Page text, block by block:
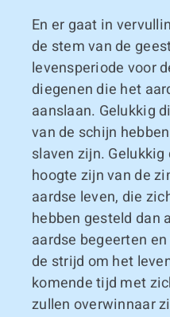
En er gaat in
de stem van de
levensperiode voor
diegenen die het
aanslaan. Gelukkig
van de schijn
slaven zijn.
hoogte zijn van de
aardse leven, die
hebben gesteld dan
aardse begeerten
de strijd om het
komende tijd met
zullen overwinnaar